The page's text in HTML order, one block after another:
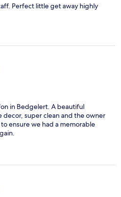
Perfect little get away highly
in Bedgelert. A beautiful
super clean and the owner
ensure we had a memorable